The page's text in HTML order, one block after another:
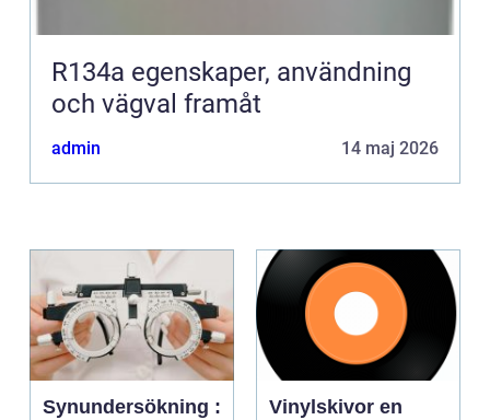
R134a egenskaper, användning
och vägval framåt
admin 14 maj 2026
Synundersökning :
Vinylskivor en